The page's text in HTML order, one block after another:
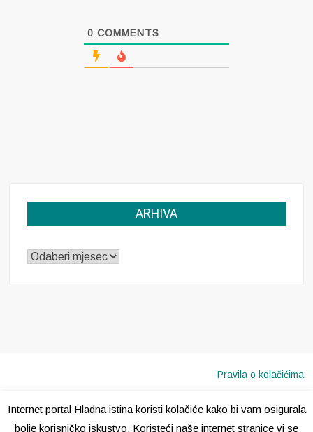
0 COMMENTS
ARHIVA
ARHIVA
Pravila o kolačićima
Internet portal Hladna istina koristi kolačiće kako bi vam osigurala
bolje korisničko iskustvo. Koristeći naše internet stranice vi se
Copyright © 2020 · Sva prava pridržana · Hladna Istina